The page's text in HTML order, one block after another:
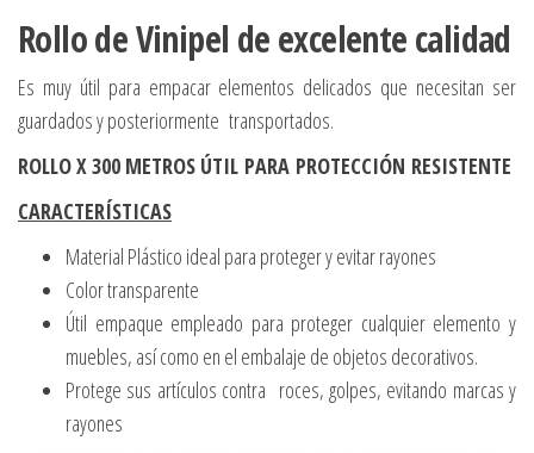
Rollo deVinipel de excelente calidad
Es muy útil para empacar elementos delicados que necesitan ser
guardados y posteriormente transportados.
ROLLO X 300 METROS ÚTIL PARA PROTECCIÓN RESISTENTE
CARACTERÍSTICAS
Material Plástico ideal para proteger y evitar rayones
Color transparente
Útil empaque empleado para proteger cualquier elemento y
muebles, así como en el embalaje de objetos decorativos.
Protege sus artículos contra roces, golpes, evitando marcas y
rayones